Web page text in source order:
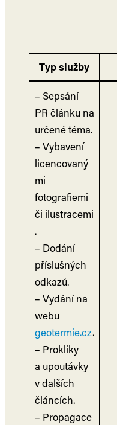
Typ služby
– Sepsání
PR článku na
určené téma.
– Vybavení
licencovaný
mi
fotografiemi
či ilustracemi
.
– Dodání
příslušných
odkazů.
– Vydání na
webu
geotermie.cz.
– Prokliky
a upoutávky
v dalších
článcích.
– Propagace